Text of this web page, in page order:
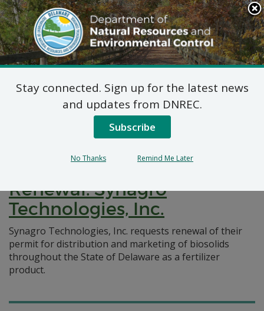
Search
This
Site
DNREC Menu
Pages Tagged With: "distribution and
marketing"
Distribution and Marketing
Renewal: Synagro
Technologies, Inc.
Synagro Technologies, Inc. requests renewal of their
permit for distribution and marketing of biosolids
throughout the State of Delaware as a fertilizer
product.
Stay connected. Sign up for the latest news
and updates from DNREC.
Subscribe
No Thanks Remind Me Later